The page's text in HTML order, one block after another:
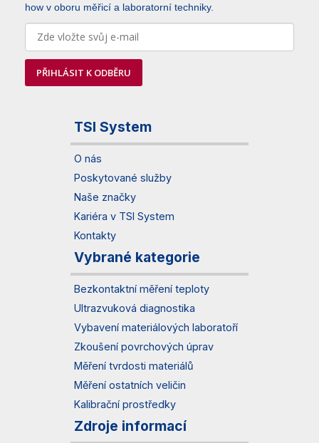
how v oboru měřicí a laboratorní techniky.
PŘIHLÁSIT K ODBĚRU
TSI System
O nás
Poskytované služby
Naše značky
Kariéra v TSI System
Kontakty
Vybrané kategorie
Bezkontaktní měření teploty
Ultrazvuková diagnostika
Vybavení materiálových laboratoří
Zkoušení povrchových úprav
Měření tvrdosti materiálů
Měření ostatních veličin
Kalibrační prostředky
Zdroje informací